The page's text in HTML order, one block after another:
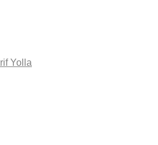
Yolla